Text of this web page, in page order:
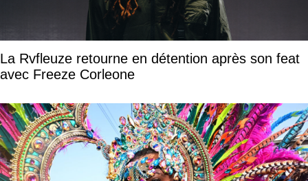
La Rvfleuze retourne en détention après son feat
avec Freeze Corleone